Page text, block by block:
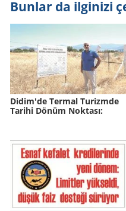
Bunlar da ilginizi
Didim'de Ter­mal Tu­rizm­de
Ta­ri­hi Dönüm Nok­ta­sı: